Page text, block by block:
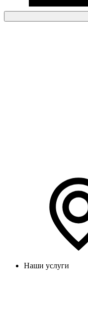
Наши услуги